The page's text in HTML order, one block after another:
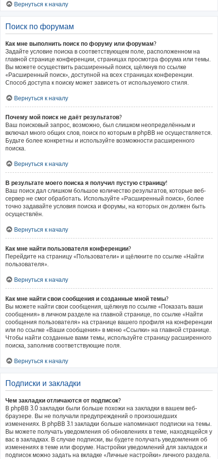
Вернуться к началу
Поиск по форумам
Как мне выполнить поиск по форуму или форумам?
Задайте условие поиска в соответствующем поле, расположенном на
главной странице конференции, страницах просмотра форума или темы.
Вы можете осуществить расширенный поиск, щёлкнув по ссылке
«Расширенный поиск», доступной на всех страницах конференции.
Способ доступа к поиску может зависеть от используемого стиля.
Вернуться к началу
Почему мой поиск не даёт результатов?
Ваш поисковый запрос, возможно, был слишком неопределённым и
включал много общих слов, поиск по которым в phpBB не осуществляется.
Будьте более конкретны и используйте возможности расширенного
поиска.
Вернуться к началу
В результате моего поиска я получил пустую страницу!
Ваш поиск дал слишком большое количество результатов, которые веб-
сервер не смог обработать. Используйте «Расширенный поиск», более
точно задавайте условия поиска и форумы, на которых он должен быть
осуществлён.
Вернуться к началу
Как мне найти пользователя конференции?
Перейдите на страницу «Пользователи» и щёлкните по ссылке «Найти
пользователя».
Вернуться к началу
Как мне найти свои сообщения и созданные мной темы?
Вы можете найти свои сообщения, щёлкнув по ссылке «Показать ваши
сообщения» в личном разделе на главной странице, по ссылке «Найти
сообщения пользователя» на странице вашего профиля на конференции
или по ссылке «Ваши сообщения» в меню «Ссылки» на главной странице.
Чтобы найти созданные вами темы, используйте страницу расширенного
поиска, заполнив соответствующие поля.
Вернуться к началу
Подписки и закладки
Чем закладки отличаются от подписок?
В phpBB 3.0 закладки были больше похожи на закладки в вашем веб-
браузере. Вы не получали предупреждений о произошедших
изменениях. В phpBB 3.1 закладки больше напоминают подписки на темы.
Вы можете получать уведомления об обновлениях в теме, находящейся у
вас в закладках. В случае подписки, вы будете получать уведомления об
изменениях в теме или форуме. Настройки уведомлений для закладок и
подписок можно задать на вкладке «Личные настройки» личного раздела.